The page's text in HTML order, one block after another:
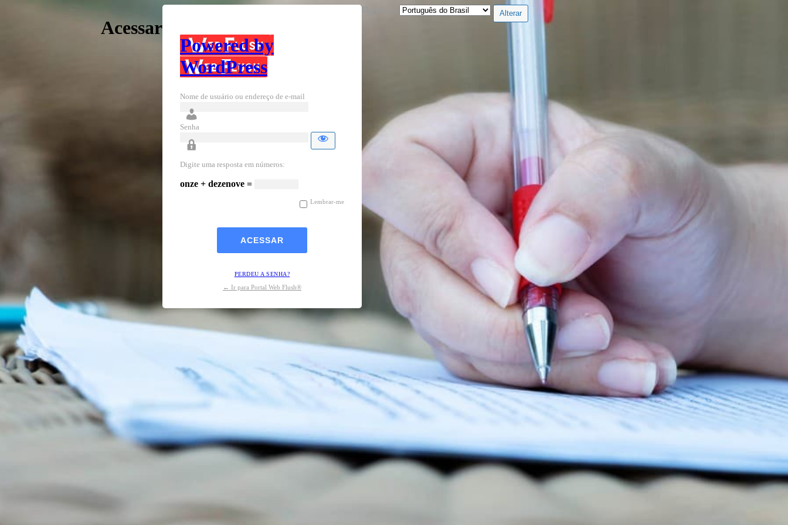
Acessar
Powered by
WordPress
Nome de usuário ou endereço de e-mail
Senha
Digite uma resposta em números:
onze + dezenove =
Lembrar-me
PERDEU A SENHA?
← Ir para Portal Web Flush®